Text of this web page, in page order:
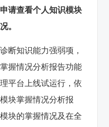
请查看个人知识模块
。
断知识能力强弱项，
握情况分析报告功能
平台上线试运行，依
块掌握情况分析报
块的掌握情况及在全